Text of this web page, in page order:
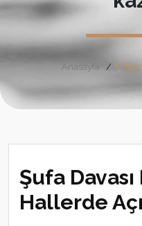
Anasayfa
Şufa
Hallerde